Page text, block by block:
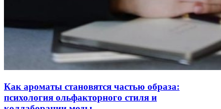
Как ароматы становятся частью образа:
психология ольфакторного стиля и